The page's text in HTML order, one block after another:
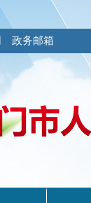
政务邮箱